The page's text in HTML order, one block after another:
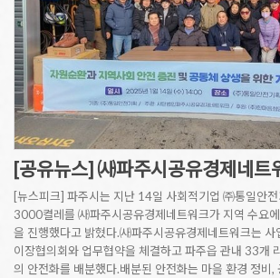
[공유뉴스] ㈔파주시공유경제네트
[뉴스피크] 파주시는 지난 14일 사회적기업 ㈜통일안
3000켤레를 ㈔파주시공유경제네트워크가 지역 수요
을 진행했다고 밝혔다.㈔파주시공유경제네트워크는 사
이장협의회와 업무협약을 체결하고 파주읍 관내 33개
의 안전화를 배분했다.배분된 안전화는 마을 환경 정비,